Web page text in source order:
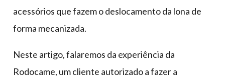
acessórios que fazem o deslocamento da lona de
forma mecanizada.
Neste artigo, falaremos da experiência da
Rodocame, um cliente autorizado a fazer a